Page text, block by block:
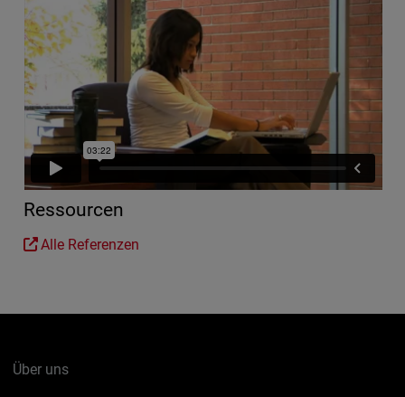
Ressourcen
Alle Referenzen
Über uns